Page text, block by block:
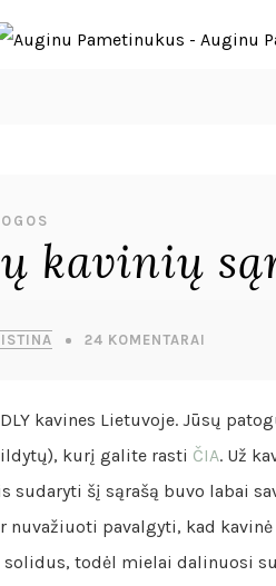
kavinių
24 KOMENTARAI
kavines Lietuvoje. Jūsų
kurį galite rasti ČIA. Už
sudaryti šį sąrašą buvo labai
nuvažiuoti pavalgyti, kad
solidus, todėl mielai dalinuosi